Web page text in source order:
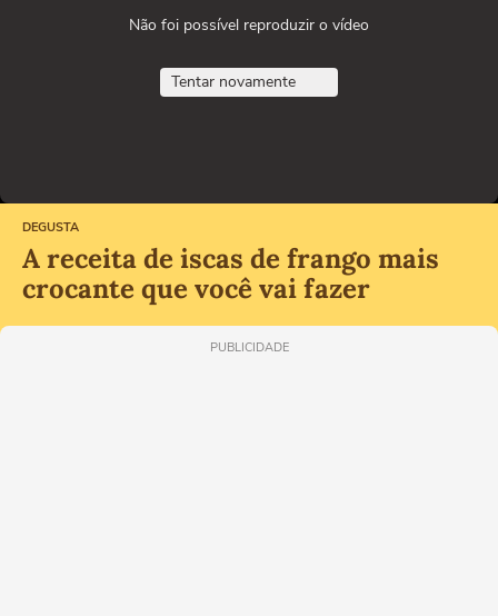
Não foi possível reproduzir o vídeo
Tentar novamente
DEGUSTA
A receita de iscas de frango mais
crocante que você vai fazer
PUBLICIDADE